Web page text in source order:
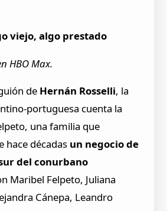
viejo, algo prestado
HBO Max.
de Hernán Rosselli, la
portuguesa cuenta la
una familia que
hace décadas un negocio de
del conurbano
Maribel Felpeto, Juliana
Cánepa, Leandro